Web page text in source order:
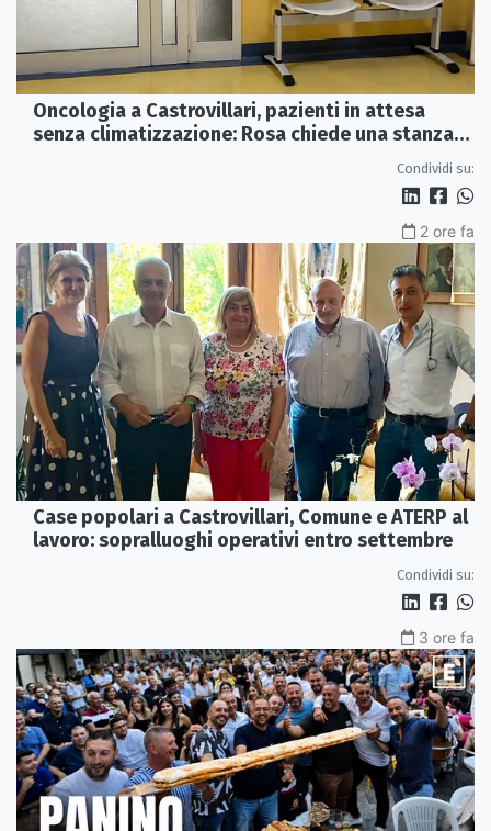
Oncologia a Castrovillari, pazienti in attesa
senza climatizzazione: Rosa chiede una stanza
Condividi su:
2 ore fa
Case popolari a Castrovillari, Comune e ATERP al
lavoro: sopralluoghi operativi entro settembre
Condividi su:
3 ore fa